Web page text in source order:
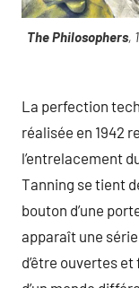
The Philosophers,
La perfection
réalisée en 1942
l’entrelacement
Tanning se tient
bouton d’une
apparaît une
d’être ouvertes